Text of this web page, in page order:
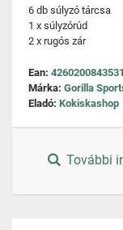
6 db súlyzó tárcsa
1 x súlyzórúd
2 x rugós zár
Ean: 4260200843531
Márka: Gorilla
Eladó: Kokiskashop
További